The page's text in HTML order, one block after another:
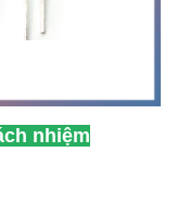
nhiệm